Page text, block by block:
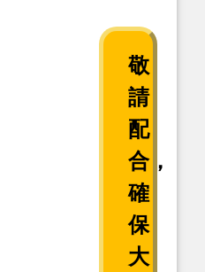
敬
請
配
合，
確
保
大